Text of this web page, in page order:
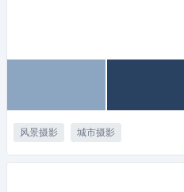
风景摄影 城市摄影